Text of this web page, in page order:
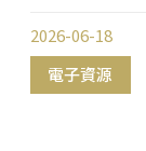
電子資源
2026-06-18